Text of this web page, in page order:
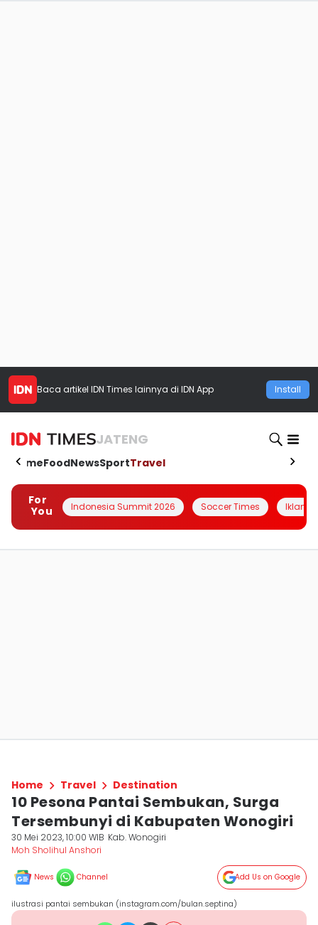
Baca artikel IDN Times lainnya di IDN App Install
JATENG
HomeFoodNewsSportTravel
For
You
Indonesia Summit 2026 Soccer Times Iklanin
Home Travel Destination
10 Pesona Pantai Sembukan, Surga
Tersembunyi di Kabupaten Wonogiri
30 Mei 2023, 10:00 WIB Kab. Wonogiri
Moh Sholihul Anshori
News Channel Add Us on Google
ilustrasi pantai sembukan (instagram.com/bulan.septina)